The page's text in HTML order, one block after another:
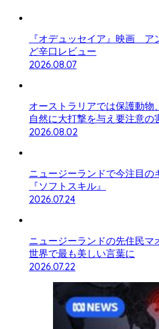
『オデュッセイア』映画 ア
ど辛口レビュー
2026.08.07
オーストラリアでは保護動物
自然に大打撃を与え要注意の
2026.08.02
ニュージーランドで今注目の
『ソフトスキル』
2026.07.24
ニュージーランドの先住民マ
世界で最も美しい言葉に
2026.07.22